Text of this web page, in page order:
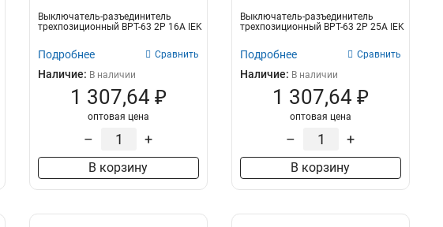
Выключатель-разъединитель
трехпозиционный ВРТ-63 2P 16А IEK
Подробнее Сравнить
Наличие: В наличии
1 307,64 ₽
оптовая цена
– +
В корзину
Выключатель-разъединитель
трехпозиционный ВРТ-63 2P 25А IEK
Подробнее Сравнить
Наличие: В наличии
1 307,64 ₽
оптовая цена
– +
В корзину